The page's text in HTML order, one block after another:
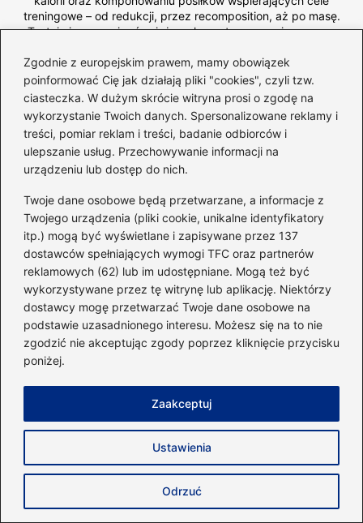
Zgodnie z europejskim prawem, mamy obowiązek
poinformować Cię jak działają pliki "cookies", czyli tzw.
ciasteczka. W dużym skrócie witryna prosi o zgodę na
wykorzystanie Twoich danych. Spersonalizowane reklamy i
treści, pomiar reklam i treści, badanie odbiorców i
ulepszanie usług. Przechowywanie informacji na
urządzeniu lub dostęp do nich.
Twoje dane osobowe będą przetwarzane, a informacje z
Twojego urządzenia (pliki cookie, unikalne identyfikatory
itp.) mogą być wyświetlane i zapisywane przez 137
dostawców spełniających wymogi TFC oraz partnerów
reklamowych (62) lub im udostępniane. Mogą też być
wykorzystywane przez tę witrynę lub aplikację. Niektórzy
dostawcy mogę przetwarzać Twoje dane osobowe na
podstawie uzasadnionego interesu. Możesz się na to nie
zgodzić nie akceptując zgody poprzez kliknięcie przycisku
poniżej.
Ustawienia
Odrzuć
Zaakceptuj
treningowe – od redukcji, przez recomposition, aż po masę.
Testuje i recenzuje również suplementy, zwracając uwagę
stosowania.
←
Sekrety biegów po ścianie: jak osiągnąć zjawiskową
sprawność i technikę
→
Jakie są normy i wartości – ile procent mięśni
powinno mieć twoje ciało?
Dodaj komentarz
Twój adres email nie zostanie opublikowany.
Wymagane pola są oznaczone*
Komentarz*
Nazwa*